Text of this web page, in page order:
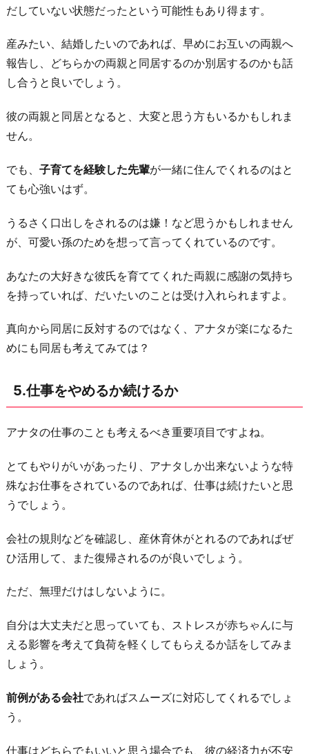
だしていない状態だったという可能性もあり得ます。
産みたい、結婚したいのであれば、早めにお互いの両親へ
報告し、どちらかの両親と同居するのか別居するのかも話
し合うと良いでしょう。
彼の両親と同居となると、大変と思う方もいるかもしれま
せん。
でも、 子育てを経験した先輩が一緒に住んでくれるのはと
ても心強いはず。
うるさく口出しをされるのは嫌！など思うかもしれません
が、可愛い孫のためを想って言ってくれているのです。
あなたの大好きな彼氏を育ててくれた両親に感謝の気持ち
を持っていれば、だいたいのことは受け入れられますよ。
真向から同居に反対するのではなく、アナタが楽になるた
めにも同居も考えてみては？
5.仕事をやめるか続けるか
アナタの仕事のことも考えるべき重要項目ですよね。
とてもやりがいがあったり、アナタしか出来ないような特
殊なお仕事をされているのであれば、仕事は続けたいと思
うでしょう。
会社の規則などを確認し、産休育休がとれるのであればぜ
ひ活用して、また復帰されるのが良いでしょう。
ただ、無理だけはしないように。
自分は大丈夫だと思っていても、ストレスが赤ちゃんに与
える影響を考えて負荷を軽くしてもらえるか話をしてみま
しょう。
前例がある会社であればスムーズに対応してくれるでしょ
う。
仕事はどちらでもいいと思う場合でも、彼の経済力が不安